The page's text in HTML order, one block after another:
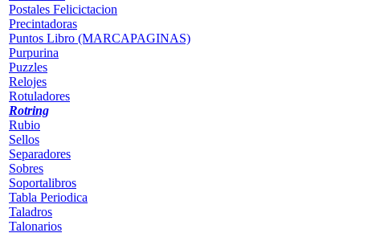
Postales Felicictacion
Precintadoras
Puntos Libro (MARCAPAGINAS)
Purpurina
Puzzles
Relojes
Rotuladores
Rotring
Rubio
Sellos
Separadores
Sobres
Soportalibros
Tabla Periodica
Taladros
Talonarios